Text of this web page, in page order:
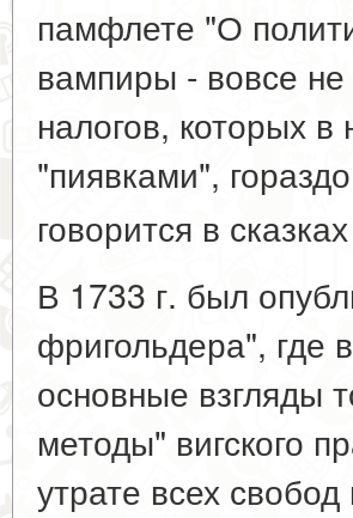
памфлете "О
вампиры - вовсе
налогов, которых
"пиявками",
говорится в сказках
В 1733 г. был
фригольдера", где
основные взгляды
методы" вигского
утрате всех